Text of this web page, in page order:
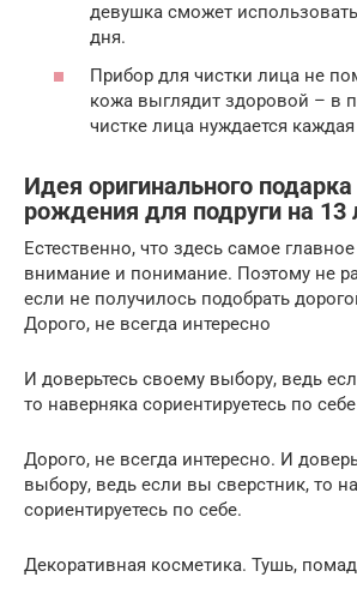
девушка сможет
дня.
Прибор для чистки лица не
кожа выглядит здоровой – в
чистке лица нуждается
Идея оригинального
рождения для подруги на 13
Естественно, что здесь самое
внимание и понимание. Поэтому не
если не получилось подобрать
Дорого, не всегда интересно
И доверьтесь своему выбору, ведь
то наверняка сориентируетесь по себе
Дорого, не всегда интересно. И
выбору, ведь если вы сверстник, то
сориентируетесь по себе.
Декоративная косметика. Тушь,